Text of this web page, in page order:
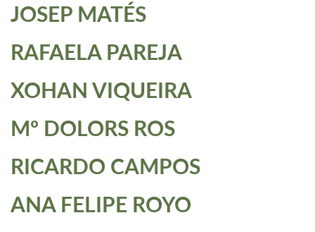
JOSEP MATÉS
RAFAELA PAREJA
XOHAN VIQUEIRA
Mº DOLORS ROS
RICARDO CAMPOS
ANA FELIPE ROYO